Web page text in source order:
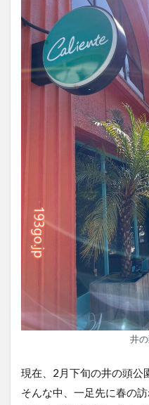
井
現在、2月下旬の井の頭公
そんな中、一足先に春の